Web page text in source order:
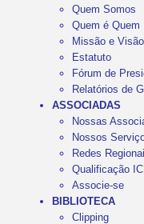
Quem Somos
Quem é Quem
Missão e Visão
Estatuto
Fórum de
Relatórios de
ASSOCIADAS
Nossas
Nossos
Redes
Qualificação
Associe-se
BIBLIOTECA
Clipping